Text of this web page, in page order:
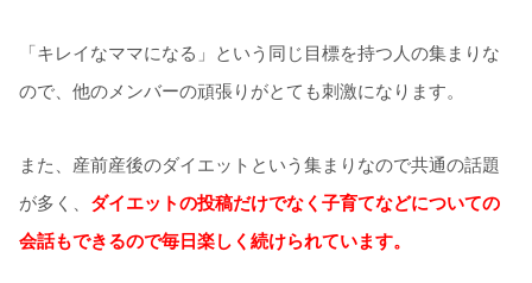
「キレイなママになる」という同じ目標を持つ人の集まりな
ので、他のメンバーの頑張りがとても刺激になります。
また、産前産後のダイエットという集まりなので共通の話題
が多く、 ダイエットの投稿だけでなく子育てなどについての
会話もできるので毎日楽しく続けられています。